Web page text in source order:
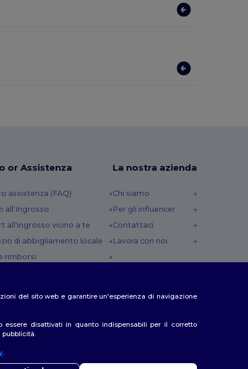
or Assistenza
assistenza (FAQ)
all'Ingrosso
all'ingrosso vicino a te
di abbigliamento locale
rimborsi
La nostra azienda
Chi siamo
Per gli influencer
Contattaci
Lavora con noi
del sito web e garantire un'esperienza di navigazione
disattivati in quanto indispensabili per il corretto
pubblicità.
.